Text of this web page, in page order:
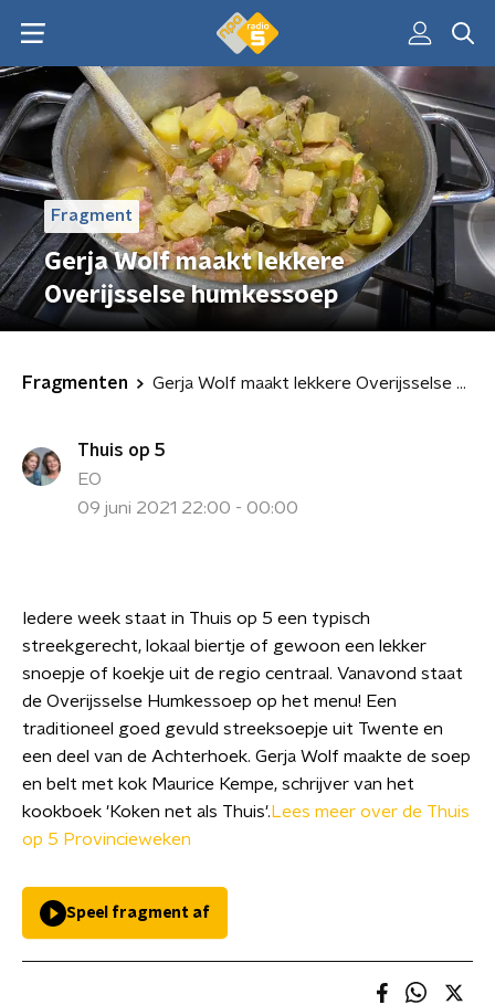
Fragment
Gerja Wolf maakt lekkere
Overijsselse humkessoep
Fragmenten Gerja Wolf maakt lekkere Overijsselse humkessoep
Thuis op 5
EO
09 juni 2021 22:00 - 00:00
Iedere week staat in Thuis op 5 een typisch
streekgerecht, lokaal biertje of gewoon een lekker
snoepje of koekje uit de regio centraal. Vanavond staat
de Overijsselse Humkessoep op het menu! Een
traditioneel goed gevuld streeksoepje uit Twente en
een deel van de Achterhoek. Gerja Wolf maakte de soep
en belt met kok Maurice Kempe, schrijver van het
kookboek 'Koken net als Thuis'. Lees meer over de Thuis
op 5 Provincieweken
Speel fragment af